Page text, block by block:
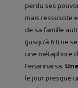
perdu ses
mais ressuscite
de sa famille
(jusqu’à 63) ne
une métaphore
Fenarinarsa.
le jour presque